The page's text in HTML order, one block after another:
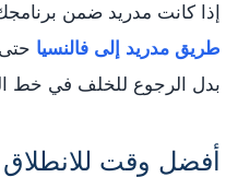
إذا كانت مدريد ضمن
طريق مدريد إلى فالنسيا
بدل الرجوع للخلف في خط
أفضل وقت